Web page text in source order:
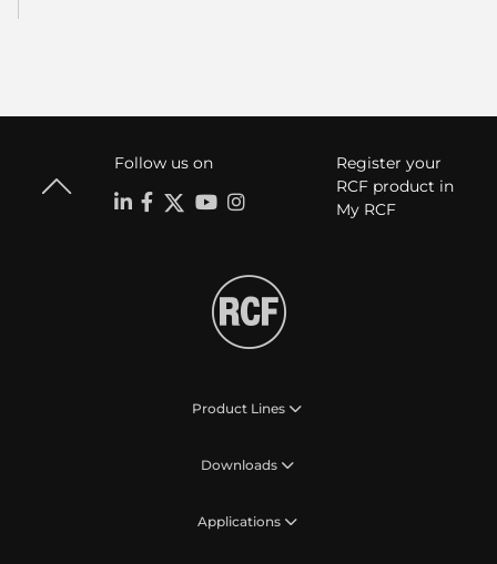
Follow us on
Register your
RCF product in
My RCF
Product Lines
Downloads
Applications